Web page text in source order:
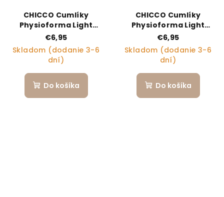
CHICCO Cumlíky
Physioforma Light
silikónové ortodontické
neutral 16-36m, 2 ks
€6,95
Skladom (dodanie 3-6
dní)
Do košíka
CHICCO Cumlíky
Physioforma Light
silikónové ortodontické
modré 2-6m, 2 ks
€6,95
Skladom (dodanie 3-6
dní)
Do košíka